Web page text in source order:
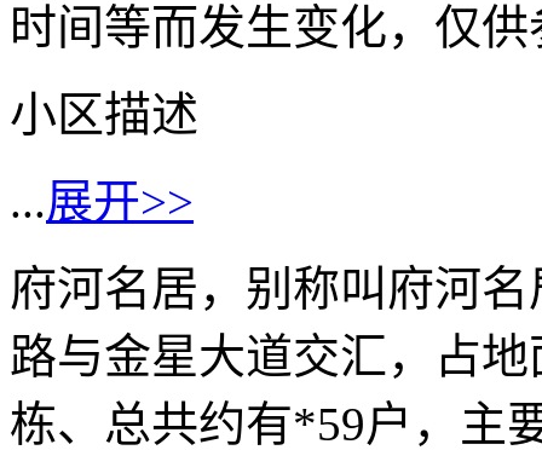
时间等而发生变化，仅
小区描述
...展开>>
府河名居，别称叫府河
路与金星大道交汇，占
栋、总共约有*59户，主